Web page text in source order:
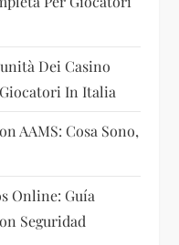
Dei Casino
In Italia
AAMS: Cosa Sono,
Online: Guía
Seguridad